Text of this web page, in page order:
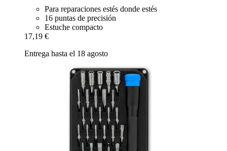
Para reparaciones estés donde estés
16 puntas de precisión
Estuche compacto
17,19 €
Entrega hasta el 18 agosto